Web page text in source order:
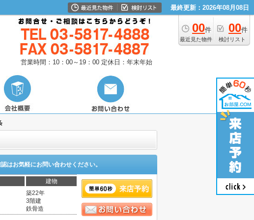
最終更新：2026年08月08日
00件
最近見た物件
00件
検討リスト
営業時間：10：00～19：00 定休日：年末年始
はお気軽にお問い合わせください。
建物
築22年
3階建
鉄骨造